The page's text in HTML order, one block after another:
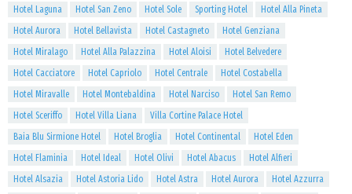
Hotel Laguna
Hotel San Zeno Hotel Sole Sporting Hotel
Hotel Alla Pineta
Hotel Aurora
Hotel Bellavista Hotel Castagneto
Hotel Genziana
Hotel Miralago
Hotel Alla Palazzina Hotel Aloisi
Hotel Belvedere
Hotel Cacciatore
Hotel Capriolo Hotel Centrale
Hotel Costabella
Hotel Miravalle
Hotel Montebaldina Hotel Narciso
Hotel San Remo
Hotel Sceriffo
Hotel Villa Liana
Villa Cortine Palace Hotel
Baia Blu Sirmione Hotel
Hotel Broglia Hotel Continental
Hotel Eden
Hotel Flaminia
Hotel Ideal Hotel Olivi Hotel Abacus
Hotel Alfieri
Hotel Alsazia
Hotel Astoria Lido Hotel Astra Hotel Aurora
Hotel Azzurra